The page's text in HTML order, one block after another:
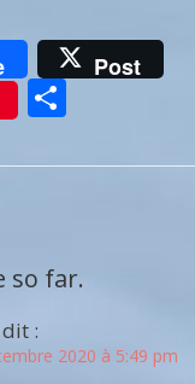
Post
Partager
so far.
dit :
2020 à 5:49 pm